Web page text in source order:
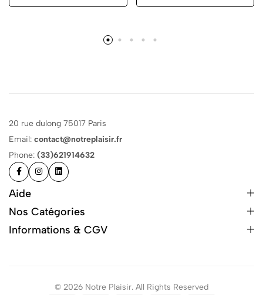
20 rue dulong 75017 Paris
Email: contact@notreplaisir.fr
Phone: (33)621914632
Aide
Nos Catégories
Informations & CGV
© 2026 Notre Plaisir. All Rights Reserved